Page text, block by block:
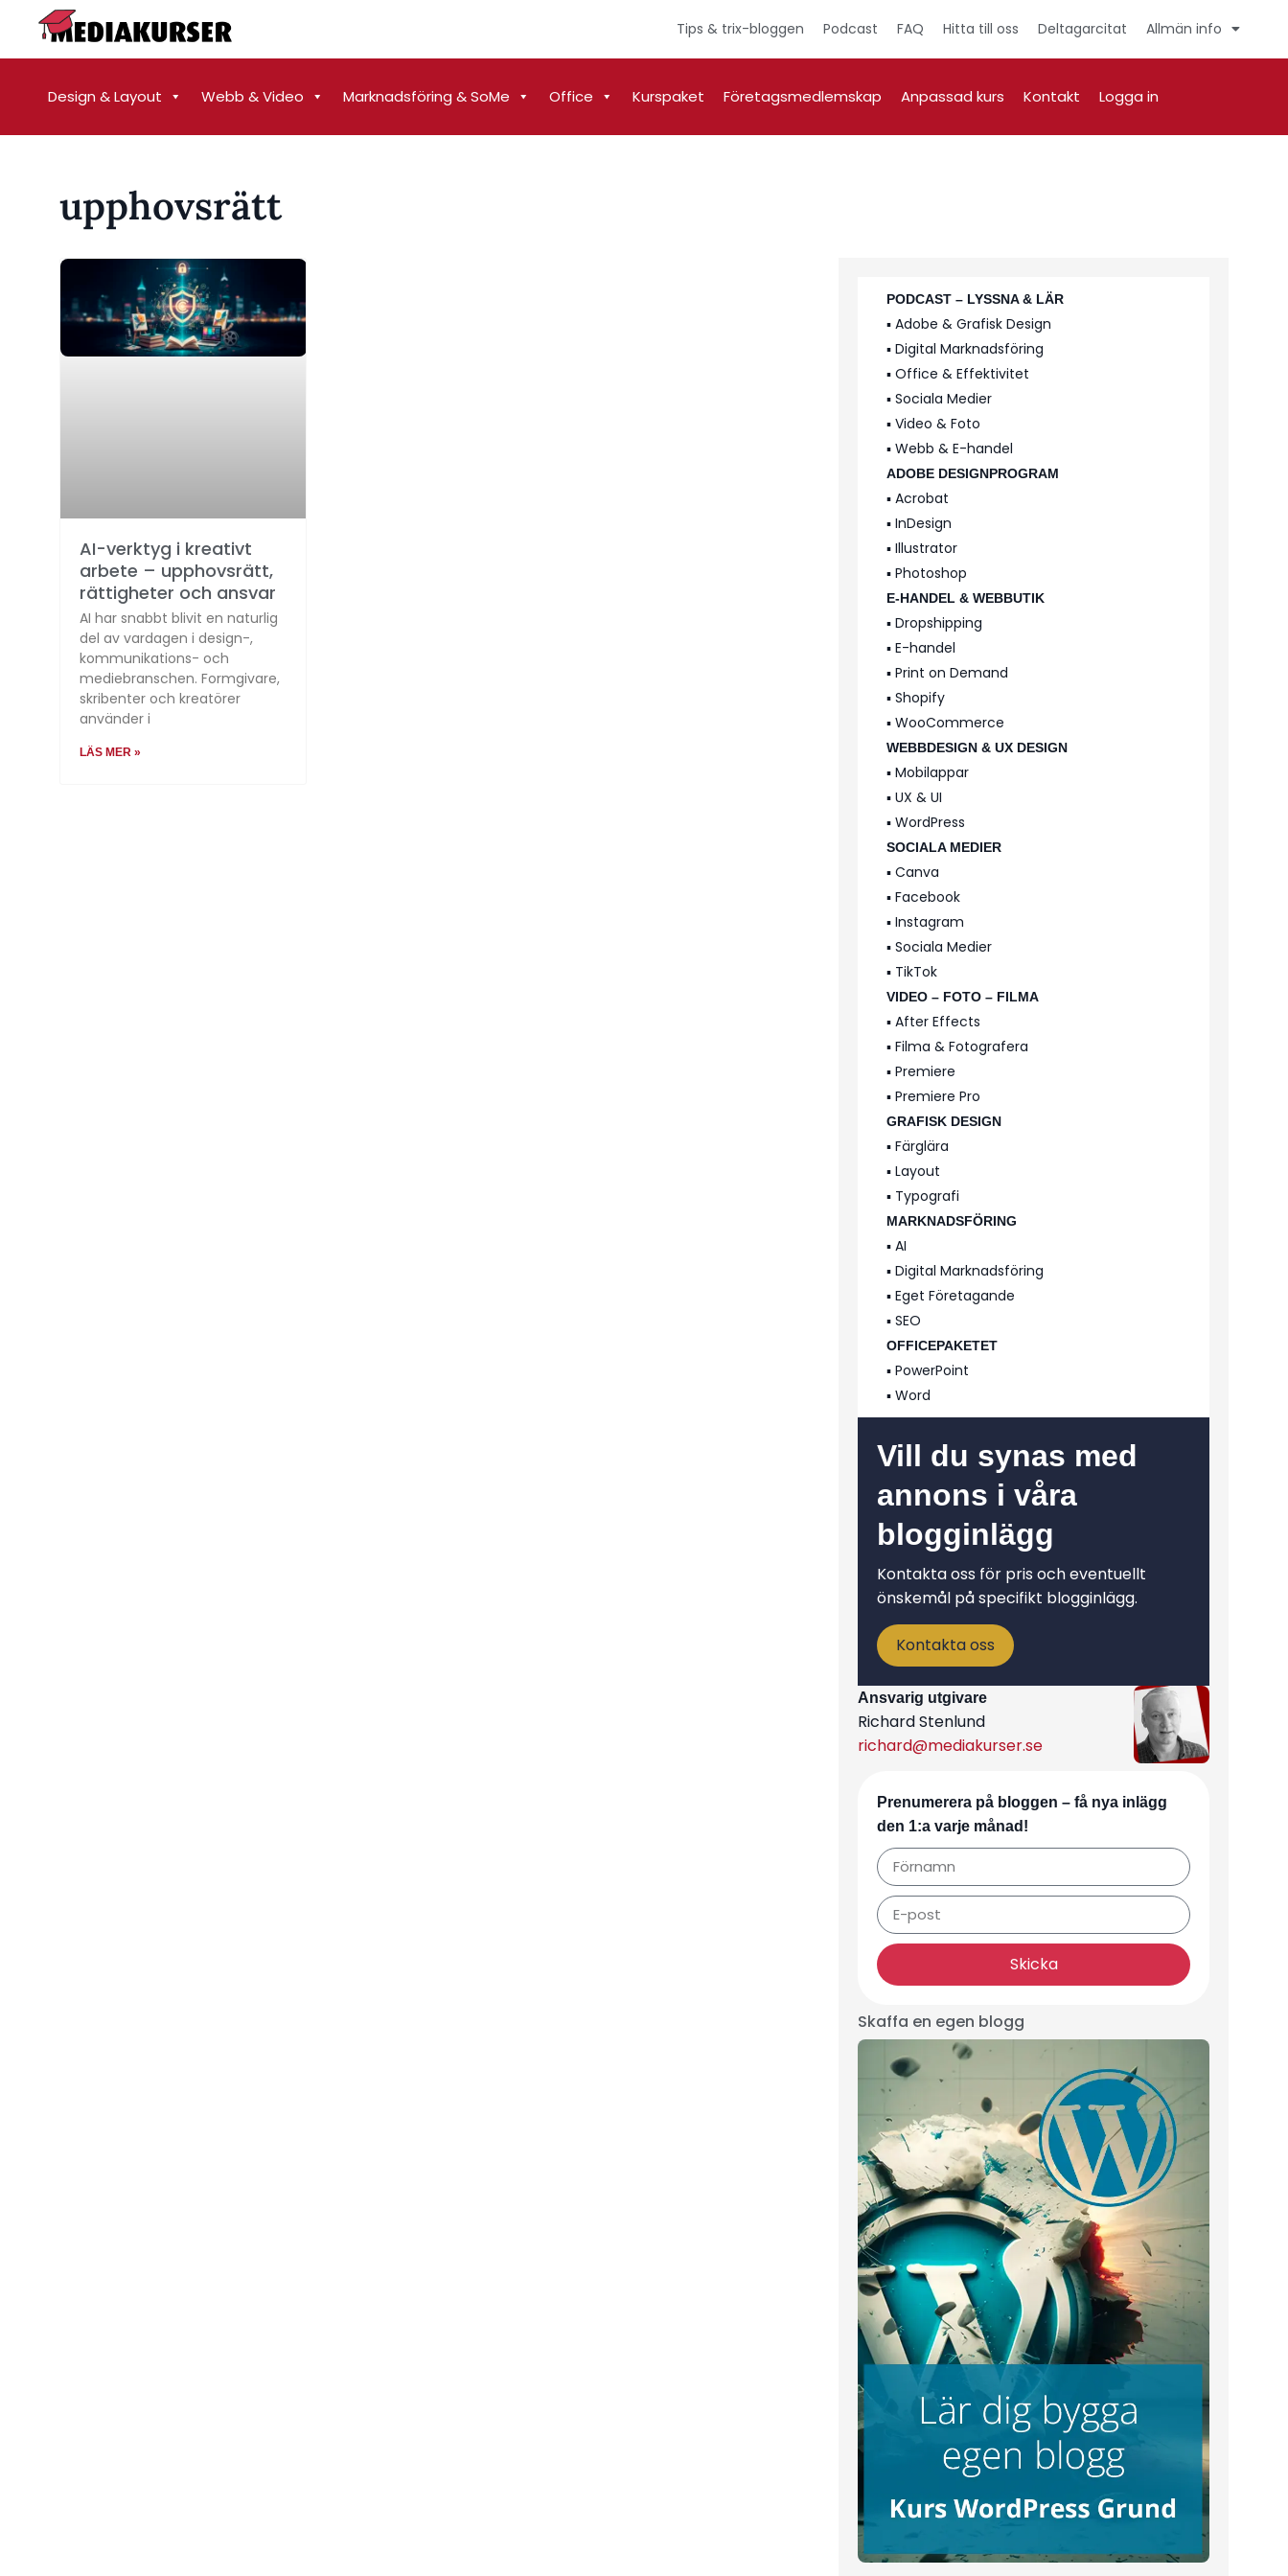
Tips & trix-bloggen Podcast FAQ Hitta till oss Deltagarcitat Allmän info
Design & Layout Webb & Video Marknadsföring & SoMe Office Kurspaket Företagsmedlemskap Anpassad kurs Kontakt Logga in
upphovsrätt
PODCAST – LYSSNA & LÄR
▪️ Adobe & Grafisk Design
▪️ Digital Marknadsföring
▪️ Office & Effektivitet
▪️ Sociala Medier
▪️ Video & Foto
▪️ Webb & E-handel
ADOBE DESIGNPROGRAM
▪️ Acrobat
▪️ InDesign
▪️ Illustrator
▪️ Photoshop
E-HANDEL & WEBBUTIK
▪️ Dropshipping
▪️ E-handel
▪️ Print on Demand
▪️ Shopify
▪️ WooCommerce
WEBBDESIGN & UX DESIGN
▪️ Mobilappar
▪️ UX & UI
▪️ WordPress
SOCIALA MEDIER
▪️ Canva
▪️ Facebook
▪️ Instagram
▪️ Sociala Medier
▪️ TikTok
VIDEO – FOTO – FILMA
▪️ After Effects
▪️ Filma & Fotografera
▪️ Premiere
▪️ Premiere Pro
GRAFISK DESIGN
▪️ Färglära
▪️ Layout
▪️ Typografi
MARKNADSFÖRING
▪️ AI
▪️ Digital Marknadsföring
▪️ Eget Företagande
▪️ SEO
OFFICEPAKETET
▪️ PowerPoint
▪️ Word
Vill du synas med
annons i våra
blogginlägg
Kontakta oss för pris och eventuellt
önskemål på specifikt blogginlägg.
Kontakta oss
Ansvarig utgivare
Richard Stenlund
richard@mediakurser.se
Prenumerera på bloggen – få nya inlägg
den 1:a varje månad!
Skicka
Skaffa en egen blogg
AI-verktyg i kreativt
arbete – upphovsrätt,
rättigheter och ansvar
AI har snabbt blivit en naturlig
del av vardagen i design-,
kommunikations- och
mediebranschen. Formgivare,
skribenter och kreatörer
använder i
LÄS MER »